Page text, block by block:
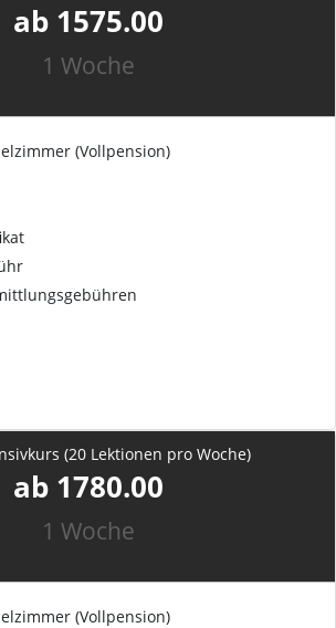
ab 1575.00
1 Woche
(Vollpension)
(20 Lektionen pro Woche)
ab 1780.00
1 Woche
(Vollpension)